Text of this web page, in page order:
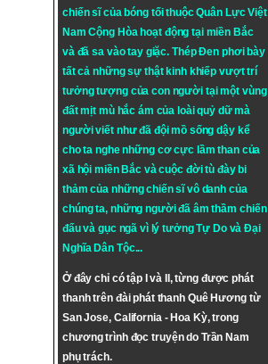
chiến sĩ của bóng tối thuộc Quân Lực Việt
Nam Cộng Hòa hoạt động tại miền Bắc
và đã sa vào tay giặc. Thép Đen phơi bày
tất cả những sự thật kinh khiếp vượt trí
tưởng tượng của con người tại một vùng
đất mịt mù hắc ám của loài quỷ dữ mà
người viết như đã đội mồ sống dậy kể
cho ta nghe những cơ cực lầm than của
xã hội miền Bắc và cuộc đời tù đày bi
thảm của những chiến sĩ vô danh của
chúng ta, những người đã âm thầm chiến
đấu và gục ngã vì lý tưởngTự DovàĐại
Nghĩa Dân Tộc...
Ở đây chỉ có tập I và II, từng được phát
thanh trên đài phát thanh Quê Hương từ
San Jose, California - Hoa Kỳ, trong
chương trình đọc truyện do Trần Nam
phụ trách.